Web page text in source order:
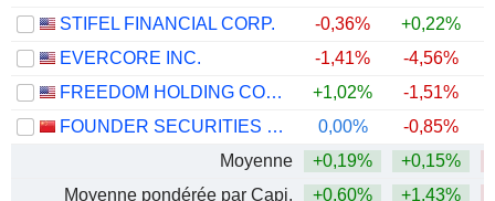
STIFEL FINANCIAL CORP.
-0,36% +0,22%
EVERCORE INC.
-1,41% -4,56%
FREEDOM HOLDING CORP.
+1,02% -1,51%
FOUNDER SECURITIES CO., LTD.
0,00% -0,85%
Moyenne
+0,19% +0,15%
Moyenne pondérée par Capi.
+0,60% +1,43%